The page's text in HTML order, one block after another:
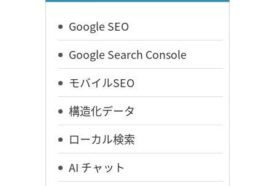
Google SEO
Google Search Console
モバイルSEO
構造化データ
ローカル検索
AI チャット